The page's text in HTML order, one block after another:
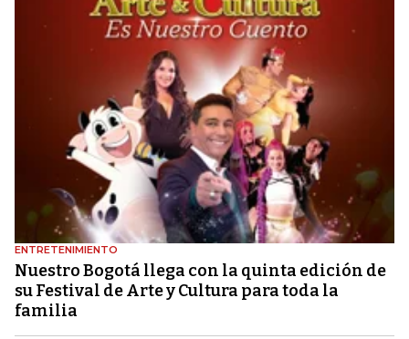
ENTRETENIMIENTO
Nuestro Bogotá llega con la quinta edición de
su Festival de Arte y Cultura para toda la
familia